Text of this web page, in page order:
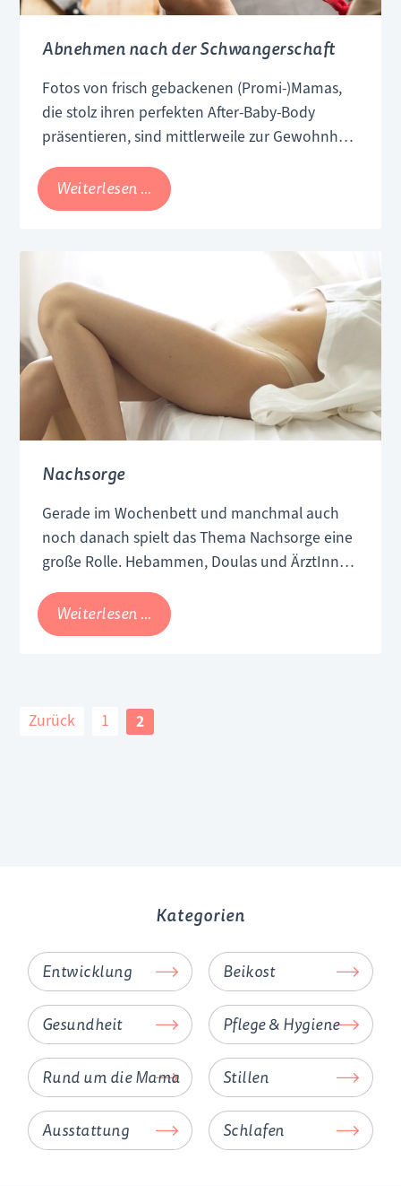
Abnehmen nach der Schwangerschaft
Fotos von frisch gebackenen (Promi-)Mamas,
die stolz ihren perfekten After-Baby-Body
präsentieren, sind mittlerweile zur Gewohnheit
der Geburt sind sie schlanker als noch vor der
Schwangerschaft und das angeblich
die Kilos langsam purzeln zu lassen und was
du beim Abnehmen beachten solltest – wir
haben ein paar Tipps.
Weiterlesen … Abnehmen
nach
Nachsorge
Gerade im Wochenbett und manchmal auch
noch danach spielt das Thema Nachsorge eine
große Rolle. Hebammen, Doulas und ÄrztInnen
Jungfamilie so gut wie möglich zu unterstützen
und die Mütter bei etwaigen Problemen (z.B.
Weiterlesen … Nachsorge
Zurück 1 2
Kategorien
Entwicklung Beikost
Gesundheit Pflege & Hygiene
Rund um die Mama Stillen
Ausstattung Schlafen